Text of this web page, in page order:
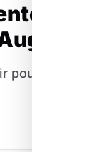
à
pour votre